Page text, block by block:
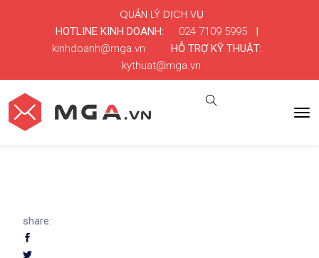
HOTLINE KINH DOANH: 024 7109 5995|
kinhdoanh@mga.vn
HỖ TRỢ KỸ THUẬT:
kythuat@mga.vn
QUẢN LÝ DỊCH VỤ
share: